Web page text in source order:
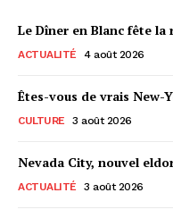
Le Dîner en Blanc fête la
ACTUALITÉ 4 août 2026
Êtes-vous de vrais New-
CULTURE 3 août 2026
Nevada City, nouvel
ACTUALITÉ 3 août 2026